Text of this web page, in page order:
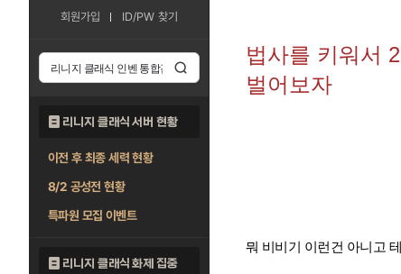
회원가입 ID/PW 찾기
리니지 클래식 서버 현황
이전 후 최종 세력 현황
8/2 공성전 현황
특파원 모집 이벤트
리니지 클래식 화제 집중
법사를 키워서
벌어보자
뭐 비비기 이런건 아니고